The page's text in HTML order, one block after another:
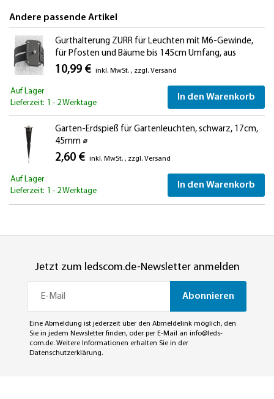
Andere passende Artikel
Gurthalterung ZURR für Leuchten mit M6-Gewinde,
für Pfosten und Bäume bis 145cm Umfang, aus
Edelstahl
10,99 € inkl. MwSt. , zzgl. Versand
Auf Lager
Lieferzeit: 1 - 2 Werktage
In den Warenkorb
Garten-Erdspieß für Gartenleuchten, schwarz, 17cm,
45mm ⌀
2,60 € inkl. MwSt. , zzgl. Versand
Auf Lager
Lieferzeit: 1 - 2 Werktage
In den Warenkorb
Jetzt zum ledscom.de-Newsletter anmelden
Abonnieren
Eine Abmeldung ist jederzeit über den Abmeldelink möglich, den
Sie in jedem Newsletter finden, oder per E-Mail an info@leds-
com.de. Weitere Informationen erhalten Sie in der
Datenschutzerklärung.